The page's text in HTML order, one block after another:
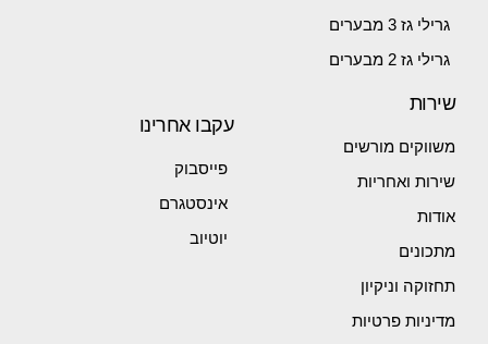
גרילי גז 3 מבערים
גרילי גז 2 מבערים
שירות
משווקים מורשים
שירות ואחריות
אודות
מתכונים
תחזוקה וניקיון
מדיניות פרטיות
עקבו אחרינו
פייסבוק
אינסטגרם
יוטיוב